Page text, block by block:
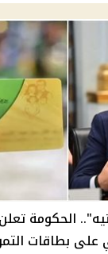
سلع بـ500 جنيه"..
على بطاقات